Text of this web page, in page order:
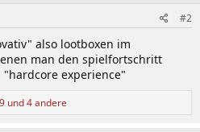
#2
also lootboxen im
man den spielfortschritt
experience"
und 4 andere